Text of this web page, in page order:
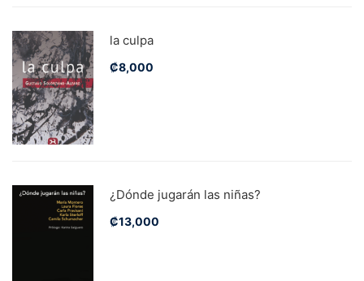
la culpa
₡8,000
¿Dónde jugarán las niñas?
₡13,000